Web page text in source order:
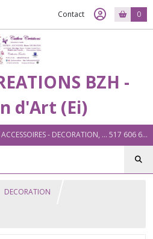
Contact 0
BZH -
d'Art (Ei)
Créateur Artisan d'Art. TEXTILES - ACCESSOIRES - DECORATION, ... 517 606 604 00026 Plouigneau (29)
DECORATION